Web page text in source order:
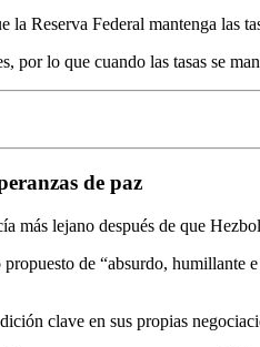
Reserva Federal mantenga las
por lo que cuando las tasas se
de paz
más lejano después de que
de “absurdo, humillante
clave en sus propias